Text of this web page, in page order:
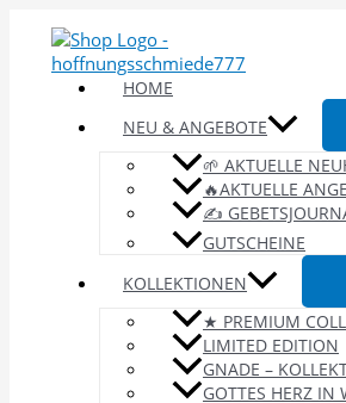
Inhalt
springen
HOME
NEU & ANGEBOTE
🌱 AKTUELLE
🔥AKTUELLE
✍️
GUTSCHEINE
KOLLEKTIONEN
★ PREMIUM
LIMITED EDITION
GNADE –
GOTTES HERZ IN